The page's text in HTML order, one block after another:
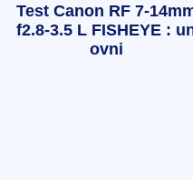
Test Canon RF 7-
f2.8-3.5 L FISHEYE :
ovni